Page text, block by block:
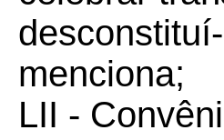
menciona;
LII -